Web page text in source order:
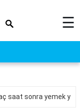
☰
saat sonra yemek